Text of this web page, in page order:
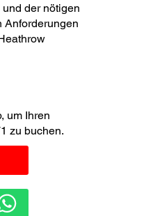
der nötigen
Anforderungen
um Ihren
zu buchen.